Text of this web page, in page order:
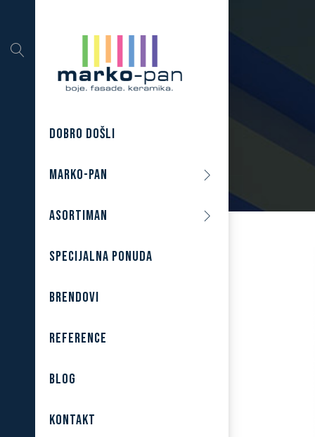
DOBRO DOŠLI
MARKO-PAN
ASORTIMAN
SPECIJALNA PONUDA
BRENDOVI
REFERENCE
BLOG
KONTAKT